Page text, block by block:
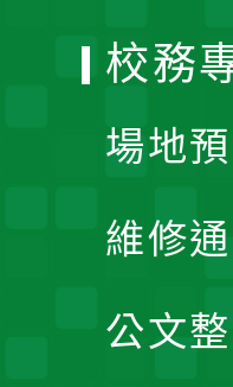
校務
場地
維修
公文